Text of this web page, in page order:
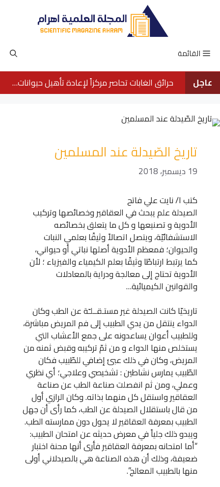
القائمة
عاجل حرائق الغابات تحاصر مركزاً لإعادة تأهيل حيوانات الأورانجوتان في بورنيو
تاريخ الصّيدلة عند المسلمين
19 ديسمبر، 2018
كتب ا/ نايت علي فاتح
الصيدلة علم يبحث في العقاقير وخصائصها وتركيب
الأدوية و تصنيعها و كل ما يتعلق بخصائصه
الاستشفائيّة، ويتصل اتصالاً وثيقًا بعلمي النبات
والحيوان؛ فمعظم الأدوية أصلها نباتي أو حيواني،
كما يرتبط ارتباطًا وثيقًا بعلم الكيمياء والفيزياء ؛ لأن
الأدوية تحتاج إلى معالجة ودراية بالمعادلات
والقوانين الكيميائية…
تاريخيّا كانت الصيدلة غير مستـقــلـّة عن الطب وكان
الدواء ينتقل من يدي الطبيب إلى فم المريض مباشرة،
وللطبيب أعوان يساعدونه على جمع الأعشاب التي
يستخلص منها الدواء و من ثمّ تركيبه وقبض ثمنه من
المريض، وكان في ذلك عبئ إضافي للطّبيب فكان
الطّبيب يمارس نشاطين : تشخيصي وعلاجي؛ أي نظري
وعملي، ومن ثم انفصلت صناعة الطب عن صناعة
العقاقير واستقل كل منهما بذاته. وكان الرازي أول
من قال باستقلال الصيدلة عن الطب، كما رأى أن جهل
الطبيب بمعرفة العقاقير لا يحول دون ممارسته الطب.
ويبدو ذلك جلياً في معرض حديثه عن امتحان الطبيب:
“أما امتحانه بمعرفة العقاقير فأرى أنها محنة اختبار
ضعيفة، وذلك أن هذه الصناعة هي بالصيدلاني أولى
منها بالطبيب المعالج”.